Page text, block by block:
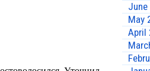
May
April